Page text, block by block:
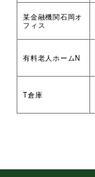
某金融機関石岡オ
フィス
有料老人ホームN
T倉庫